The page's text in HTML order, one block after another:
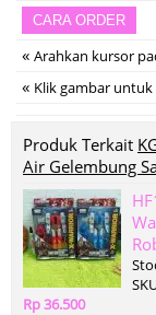
CARA ORDER
« Arahkan kursor
« Klik gambar untuk
Produk Terkait
Air Gelembung
Rp 36.500